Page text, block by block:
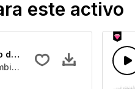
este activo
Lapso de Tiempo
emocional con notas